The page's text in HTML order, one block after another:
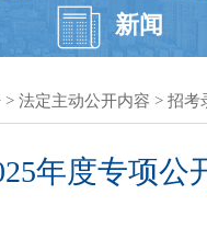
新闻
> 法定主动公开内容 > 招考
年度专项